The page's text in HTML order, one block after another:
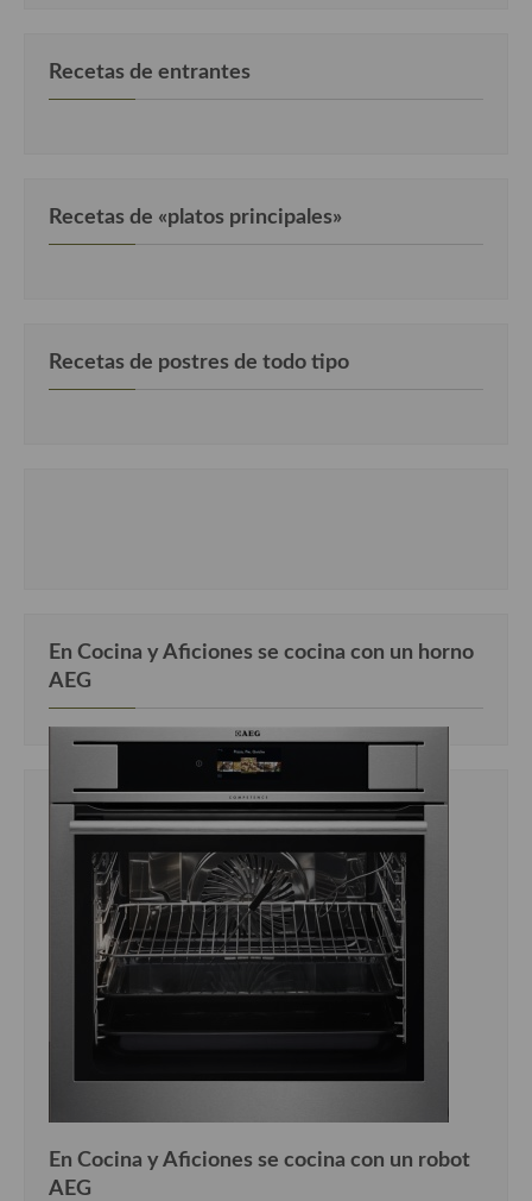
Recetas de entrantes
Recetas de «platos principales»
Recetas de postres de todo tipo
En Cocina y Aficiones se cocina con un horno
AEG
En Cocina y Aficiones se cocina con un robot
AEG